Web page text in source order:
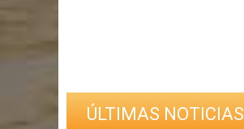
ÚLTIMAS NOTICIAS